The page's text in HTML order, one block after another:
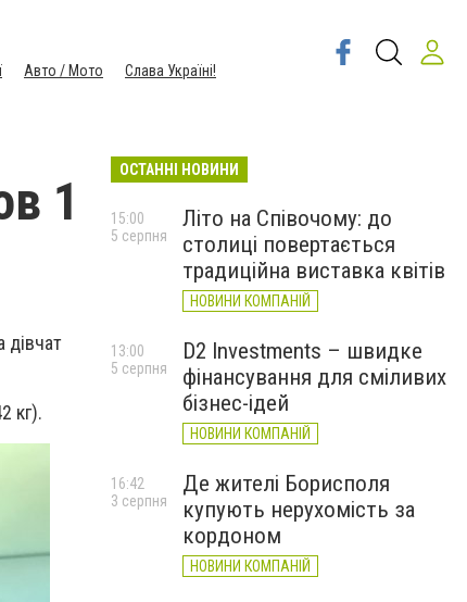
Авто / Мото Слава Україні!
1
дівчат
кг).
ОСТАННІ НОВИНИ
Літо на Співочому: до
столиці повертається
традиційна виставка квітів
НОВИНИ КОМПАНІЙ
15:00
5 серпня
D2 Investments – швидке
фінансування для сміливих
бізнес-ідей
НОВИНИ КОМПАНІЙ
13:00
5 серпня
Де жителі Борисполя
купують нерухомість за
кордоном
НОВИНИ КОМПАНІЙ
16:42
3 серпня